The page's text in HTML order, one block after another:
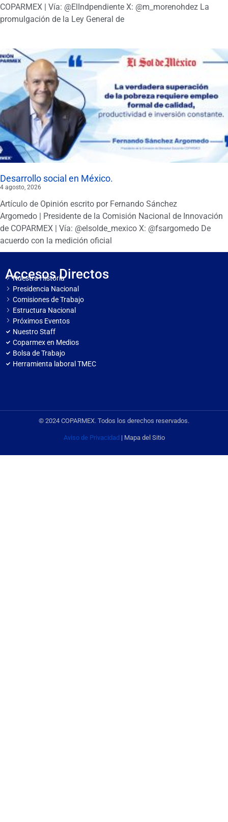
COPARMEX | Vía: @ElIndpendiente X: @m_morenohdez La
promulgación de la Ley General de
Desarrollo social en México.
4 agosto, 2026
Artículo de Opinión escrito por Fernando Sánchez
Argomedo | Presidente de la Comisión Nacional de Innovación
de COPARMEX | Vía: @elsolde_mexico X: @fsargomedo De
acuerdo con la medición oficial
Accesos Directos
Nuestra Historia
Presidencia Nacional
Comisiones de Trabajo
Estructura Nacional
Próximos Eventos
Nuestro Staff
Coparmex en Medios
Bolsa de Trabajo
Herramienta laboral TMEC
© 2024 COPARMEX. Todos los derechos reservados.
Aviso de Privacidad | Mapa del Sitio